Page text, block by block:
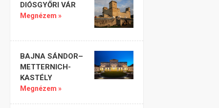
DIÓSGYŐRI VÁR
Megnézem »
BAJNA SÁNDOR–
METTERNICH-
KASTÉLY
Megnézem »